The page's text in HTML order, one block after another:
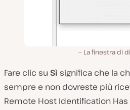
La finestra di
Fare clic su Sì significa che la
sempre e non dovreste più
Remote Host Identification Has